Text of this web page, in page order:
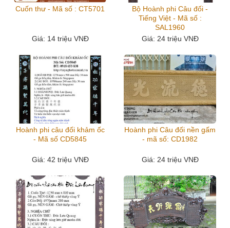
Cuốn thư - Mã số : CT5701
Giá: 14 triệu VNĐ
Bộ Hoành phi Câu đối -
Tiếng Việt - Mã số :
SAL1960
Giá: 24 triệu VNĐ
Hoành phi câu đối khảm ốc
- Mã số CD5845
Giá: 42 triệu VNĐ
Hoành phi Câu đối nền gấm
- mã số: CD1982
Giá: 24 triệu VNĐ